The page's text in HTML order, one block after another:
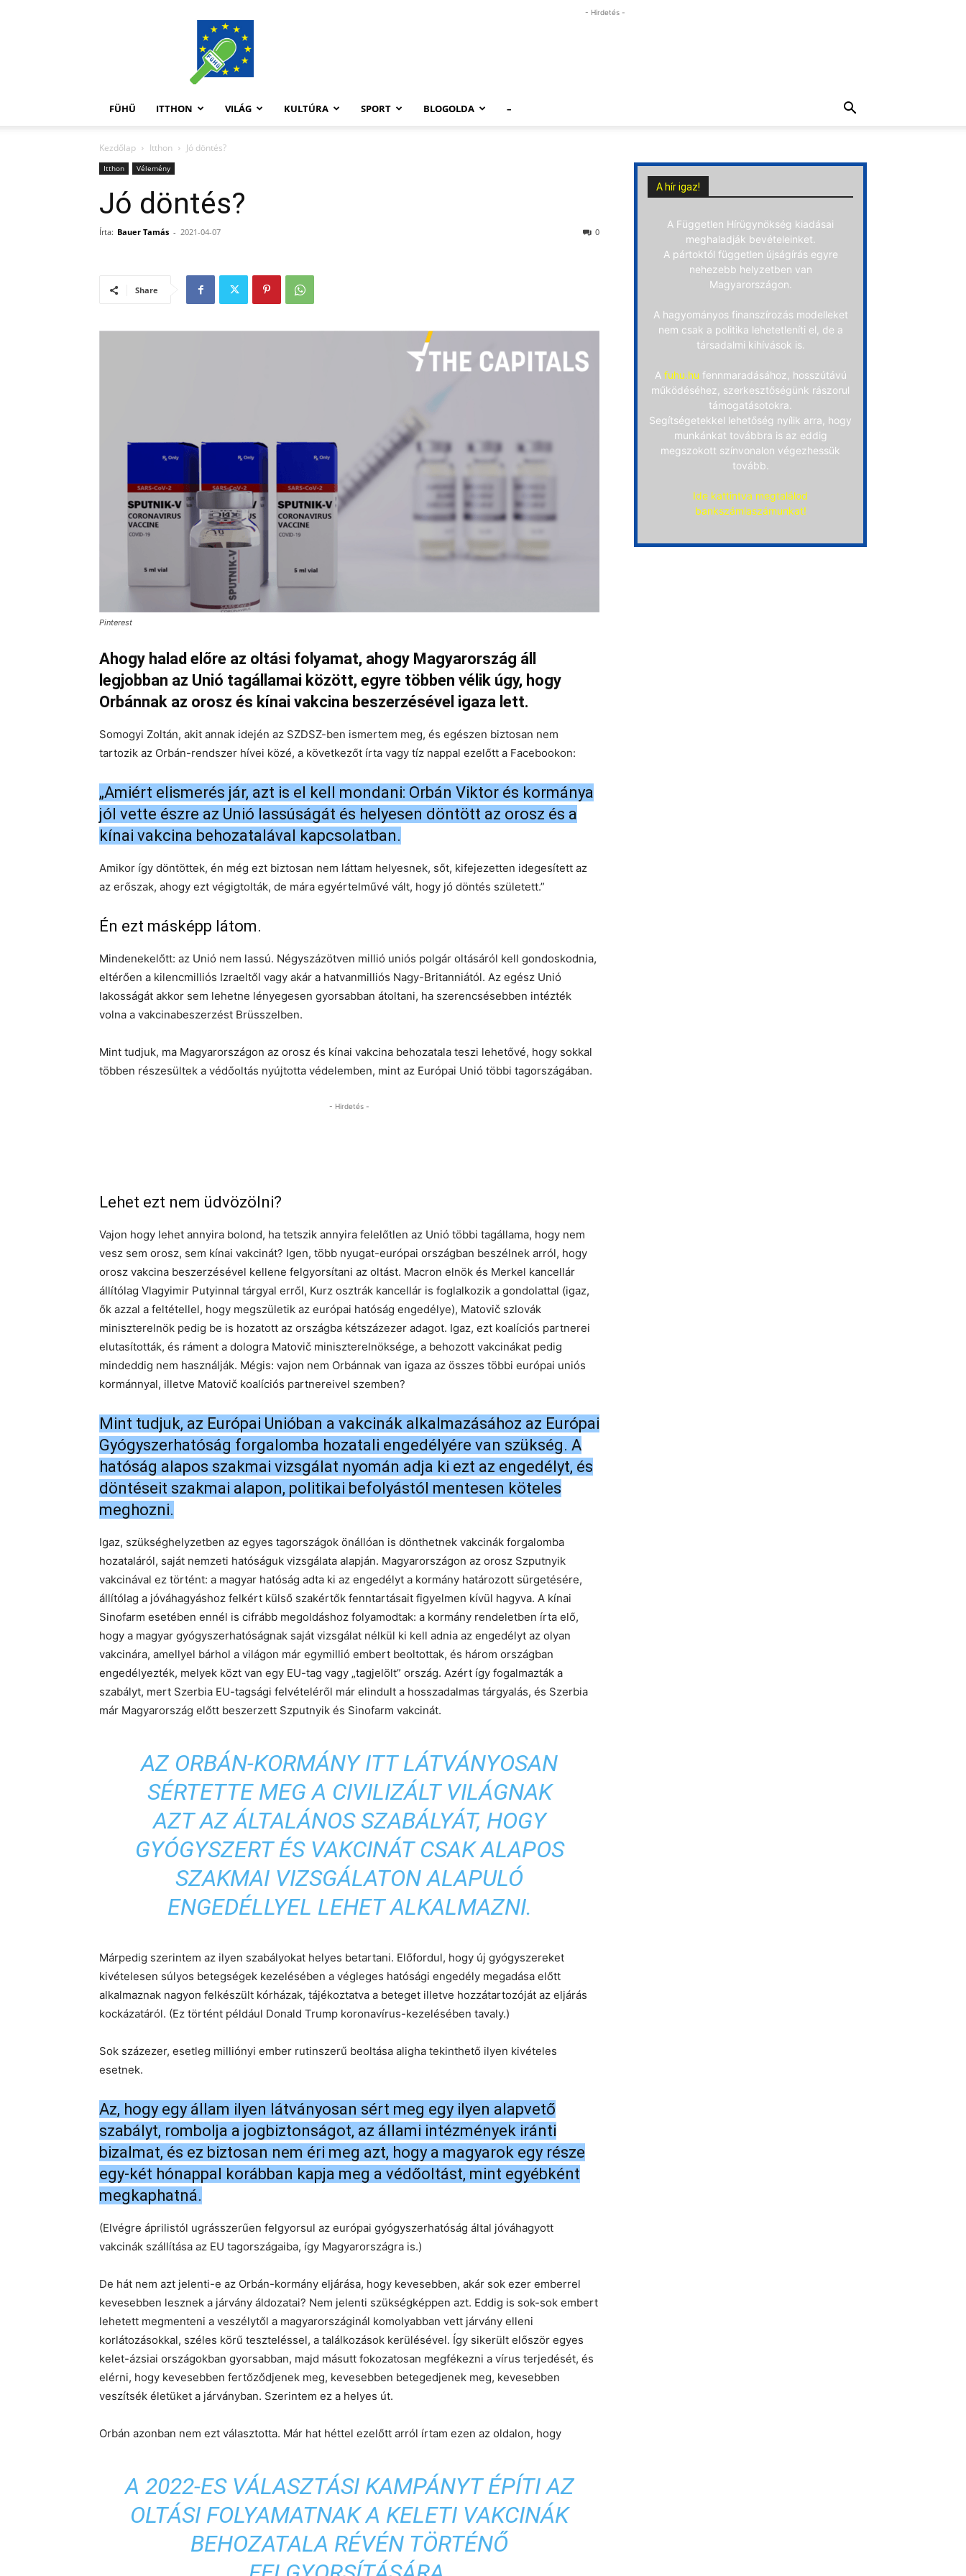
FüHü
- Hirdetés -
FÜHÜ ITTHON VILÁG KULTÚRA SPORT BLOGOLDA –
Kezdőlap Itthon Jó döntés?
Itthon Vélemény
Jó döntés?
Írta: Bauer Tamás - 2021-04-07 0
Share
Pinterest
Ahogy halad előre az oltási folyamat, ahogy Magyarország áll
legjobban az Unió tagállamai között, egyre többen vélik úgy, hogy
Orbánnak az orosz és kínai vakcina beszerzésével igaza lett.
Somogyi Zoltán, akit annak idején az SZDSZ-ben ismertem meg, és egészen biztosan nem
tartozik az Orbán-rendszer hívei közé, a következőt írta vagy tíz nappal ezelőtt a Facebookon:
„Amiért elismerés jár, azt is el kell mondani: Orbán Viktor és kormánya
jól vette észre az Unió lassúságát és helyesen döntött az orosz és a
kínai vakcina behozatalával kapcsolatban.
Amikor így döntöttek, én még ezt biztosan nem láttam helyesnek, sőt, kifejezetten idegesített az
az erőszak, ahogy ezt végigtolták, de mára egyértelművé vált, hogy jó döntés született.”
Én ezt másképp látom.
Mindenekelőtt: az Unió nem lassú. Négyszázötven millió uniós polgár oltásáról kell gondoskodnia,
eltérően a kilencmilliós Izraeltől vagy akár a hatvanmilliós Nagy-Britanniától. Az egész Unió
lakosságát akkor sem lehetne lényegesen gyorsabban átoltani, ha szerencsésebben intézték
volna a vakcinabeszerzést Brüsszelben.
Mint tudjuk, ma Magyarországon az orosz és kínai vakcina behozatala teszi lehetővé, hogy sokkal
többen részesültek a védőoltás nyújtotta védelemben, mint az Európai Unió többi tagországában.
- Hirdetés -
Lehet ezt nem üdvözölni?
Vajon hogy lehet annyira bolond, ha tetszik annyira felelőtlen az Unió többi tagállama, hogy nem
vesz sem orosz, sem kínai vakcinát? Igen, több nyugat-európai országban beszélnek arról, hogy
orosz vakcina beszerzésével kellene felgyorsítani az oltást. Macron elnök és Merkel kancellár
állítólag Vlagyimir Putyinnal tárgyal erről, Kurz osztrák kancellár is foglalkozik a gondolattal (igaz,
ők azzal a feltétellel, hogy megszületik az európai hatóság engedélye), Matovič szlovák
miniszterelnök pedig be is hozatott az országba kétszázezer adagot. Igaz, ezt koalíciós partnerei
elutasították, és ráment a dologra Matovič miniszterelnöksége, a behozott vakcinákat pedig
mindeddig nem használják. Mégis: vajon nem Orbánnak van igaza az összes többi európai uniós
kormánnyal, illetve Matovič koalíciós partnereivel szemben?
Mint tudjuk, az Európai Unióban a vakcinák alkalmazásához az Európai
Gyógyszerhatóság forgalomba hozatali engedélyére van szükség. A
hatóság alapos szakmai vizsgálat nyomán adja ki ezt az engedélyt, és
döntéseit szakmai alapon, politikai befolyástól mentesen köteles
meghozni.
Igaz, szükséghelyzetben az egyes tagországok önállóan is dönthetnek vakcinák forgalomba
hozataláról, saját nemzeti hatóságuk vizsgálata alapján. Magyarországon az orosz Szputnyik
vakcinával ez történt: a magyar hatóság adta ki az engedélyt a kormány határozott sürgetésére,
állítólag a jóváhagyáshoz felkért külső szakértők fenntartásait figyelmen kívül hagyva. A kínai
Sinofarm esetében ennél is cifrább megoldáshoz folyamodtak: a kormány rendeletben írta elő,
hogy a magyar gyógyszerhatóságnak saját vizsgálat nélkül ki kell adnia az engedélyt az olyan
vakcinára, amellyel bárhol a világon már egymillió embert beoltottak, és három országban
engedélyezték, melyek közt van egy EU-tag vagy „tagjelölt” ország. Azért így fogalmazták a
szabályt, mert Szerbia EU-tagsági felvételéről már elindult a hosszadalmas tárgyalás, és Szerbia
már Magyarország előtt beszerzett Szputnyik és Sinofarm vakcinát.
AZ ORBÁN-KORMÁNY ITT LÁTVÁNYOSAN
SÉRTETTE MEG A CIVILIZÁLT VILÁGNAK
AZT AZ ÁLTALÁNOS SZABÁLYÁT, HOGY
GYÓGYSZERT ÉS VAKCINÁT CSAK ALAPOS
SZAKMAI VIZSGÁLATON ALAPULÓ
ENGEDÉLLYEL LEHET ALKALMAZNI.
Márpedig szerintem az ilyen szabályokat helyes betartani. Előfordul, hogy új gyógyszereket
kivételesen súlyos betegségek kezelésében a végleges hatósági engedély megadása előtt
alkalmaznak nagyon felkészült kórházak, tájékoztatva a beteget illetve hozzátartozóját az eljárás
kockázatáról. (Ez történt például Donald Trump koronavírus-kezelésében tavaly.)
Sok százezer, esetleg milliónyi ember rutinszerű beoltása aligha tekinthető ilyen kivételes
esetnek.
Az, hogy egy állam ilyen látványosan sért meg egy ilyen alapvető
szabályt, rombolja a jogbiztonságot, az állami intézmények iránti
bizalmat, és ez biztosan nem éri meg azt, hogy a magyarok egy része
egy-két hónappal korábban kapja meg a védőoltást, mint egyébként
megkaphatná.
(Elvégre áprilistól ugrásszerűen felgyorsul az európai gyógyszerhatóság által jóváhagyott
vakcinák szállítása az EU tagországaiba, így Magyarországra is.)
De hát nem azt jelenti-e az Orbán-kormány eljárása, hogy kevesebben, akár sok ezer emberrel
kevesebben lesznek a járvány áldozatai? Nem jelenti szükségképpen azt. Eddig is sok-sok embert
lehetett megmenteni a veszélytől a magyarországinál komolyabban vett járvány elleni
korlátozásokkal, széles körű teszteléssel, a találkozások kerülésével. Így sikerült először egyes
kelet-ázsiai országokban gyorsabban, majd másutt fokozatosan megfékezni a vírus terjedését, és
elérni, hogy kevesebben fertőződjenek meg, kevesebben betegedjenek meg, kevesebben
veszítsék életüket a járványban. Szerintem ez a helyes út.
Orbán azonban nem ezt választotta. Már hat héttel ezelőtt arról írtam ezen az oldalon, hogy
A 2022-ES VÁLASZTÁSI KAMPÁNYT ÉPÍTI AZ
OLTÁSI FOLYAMATNAK A KELETI VAKCINÁK
BEHOZATALA RÉVÉN TÖRTÉNŐ
A hír igaz!
A Független Hírügynökség kiadásai
meghaladják bevételeinket.
A pártoktól független újságírás egyre
nehezebb helyzetben van
Magyarországon.
A hagyományos finanszírozás modelleket
nem csak a politika lehetetleníti el, de a
társadalmi kihívások is.
A fuhu.hu fennmaradásához, hosszútávú
működéséhez, szerkesztőségünk rászorul
támogatásotokra.
Segítségetekkel lehetőség nyílik arra, hogy
munkánkat továbbra is az eddig
megszokott színvonalon végezhessük
tovább.
Ide kattintva megtalálod
bankszámlaszámunkat!